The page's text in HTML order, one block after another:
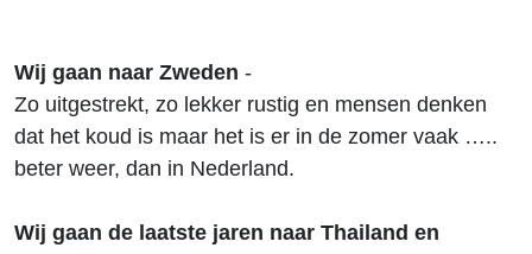
Wij gaan naar Zweden -
Zo uitgestrekt, zo lekker rustig en mensen denken
dat het koud is maar het is er in de zomer vaak …..
beter weer, dan in Nederland.
Wij gaan de laatste jaren naar Thailand en